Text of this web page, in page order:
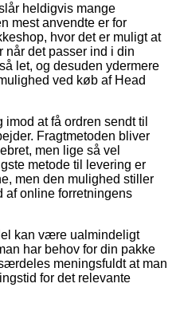
heldigvis mange
mest anvendte er for
hvor det er muligt at
når det passer ind i din
let, og desuden ydermere
ved køb af Head
at få ordren sendt til
Fragtmetoden bliver
men lige så vel
metode til levering er
men den mulighed stiller
af online forretningens
kan være ualmindeligt
har behov for din pakke
meningsfuldt at man
for det relevante